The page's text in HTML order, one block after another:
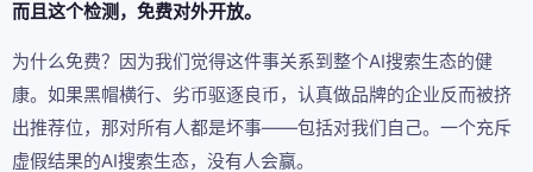
而且这个检测，免费对外开放。
为什么免费？因为我们觉得这件事关系到整个AI搜索生态的健
康。如果黑帽横行、劣币驱逐良币，认真做品牌的企业反而被挤
出推荐位，那对所有人都是坏事——包括对我们自己。一个充斥
虚假结果的AI搜索生态，没有人会赢。